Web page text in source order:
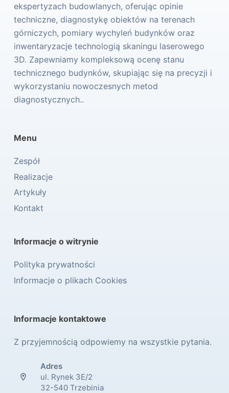
ekspertyzach budowlanych, oferując opinie
techniczne, diagnostykę obiektów na terenach
górniczych, pomiary wychyleń budynków oraz
inwentaryzacje technologią skaningu laserowego
3D. Zapewniamy kompleksową ocenę stanu
technicznego budynków, skupiając się na precyzji i
wykorzystaniu nowoczesnych metod
diagnostycznych..
Menu
Zespół
Realizacje
Artykuły
Kontakt
Informacje o witrynie
Polityka prywatności
Informacje o plikach Cookies
Informacje kontaktowe
Z przyjemnością odpowiemy na wszystkie pytania.
Adres
ul. Rynek 3E/2
32-540 Trzebinia